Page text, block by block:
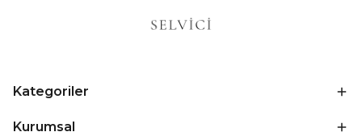
Kategoriler
Kurumsal